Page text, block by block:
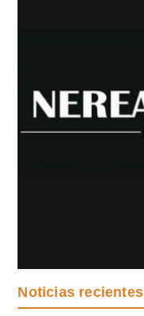
Noticias recientes